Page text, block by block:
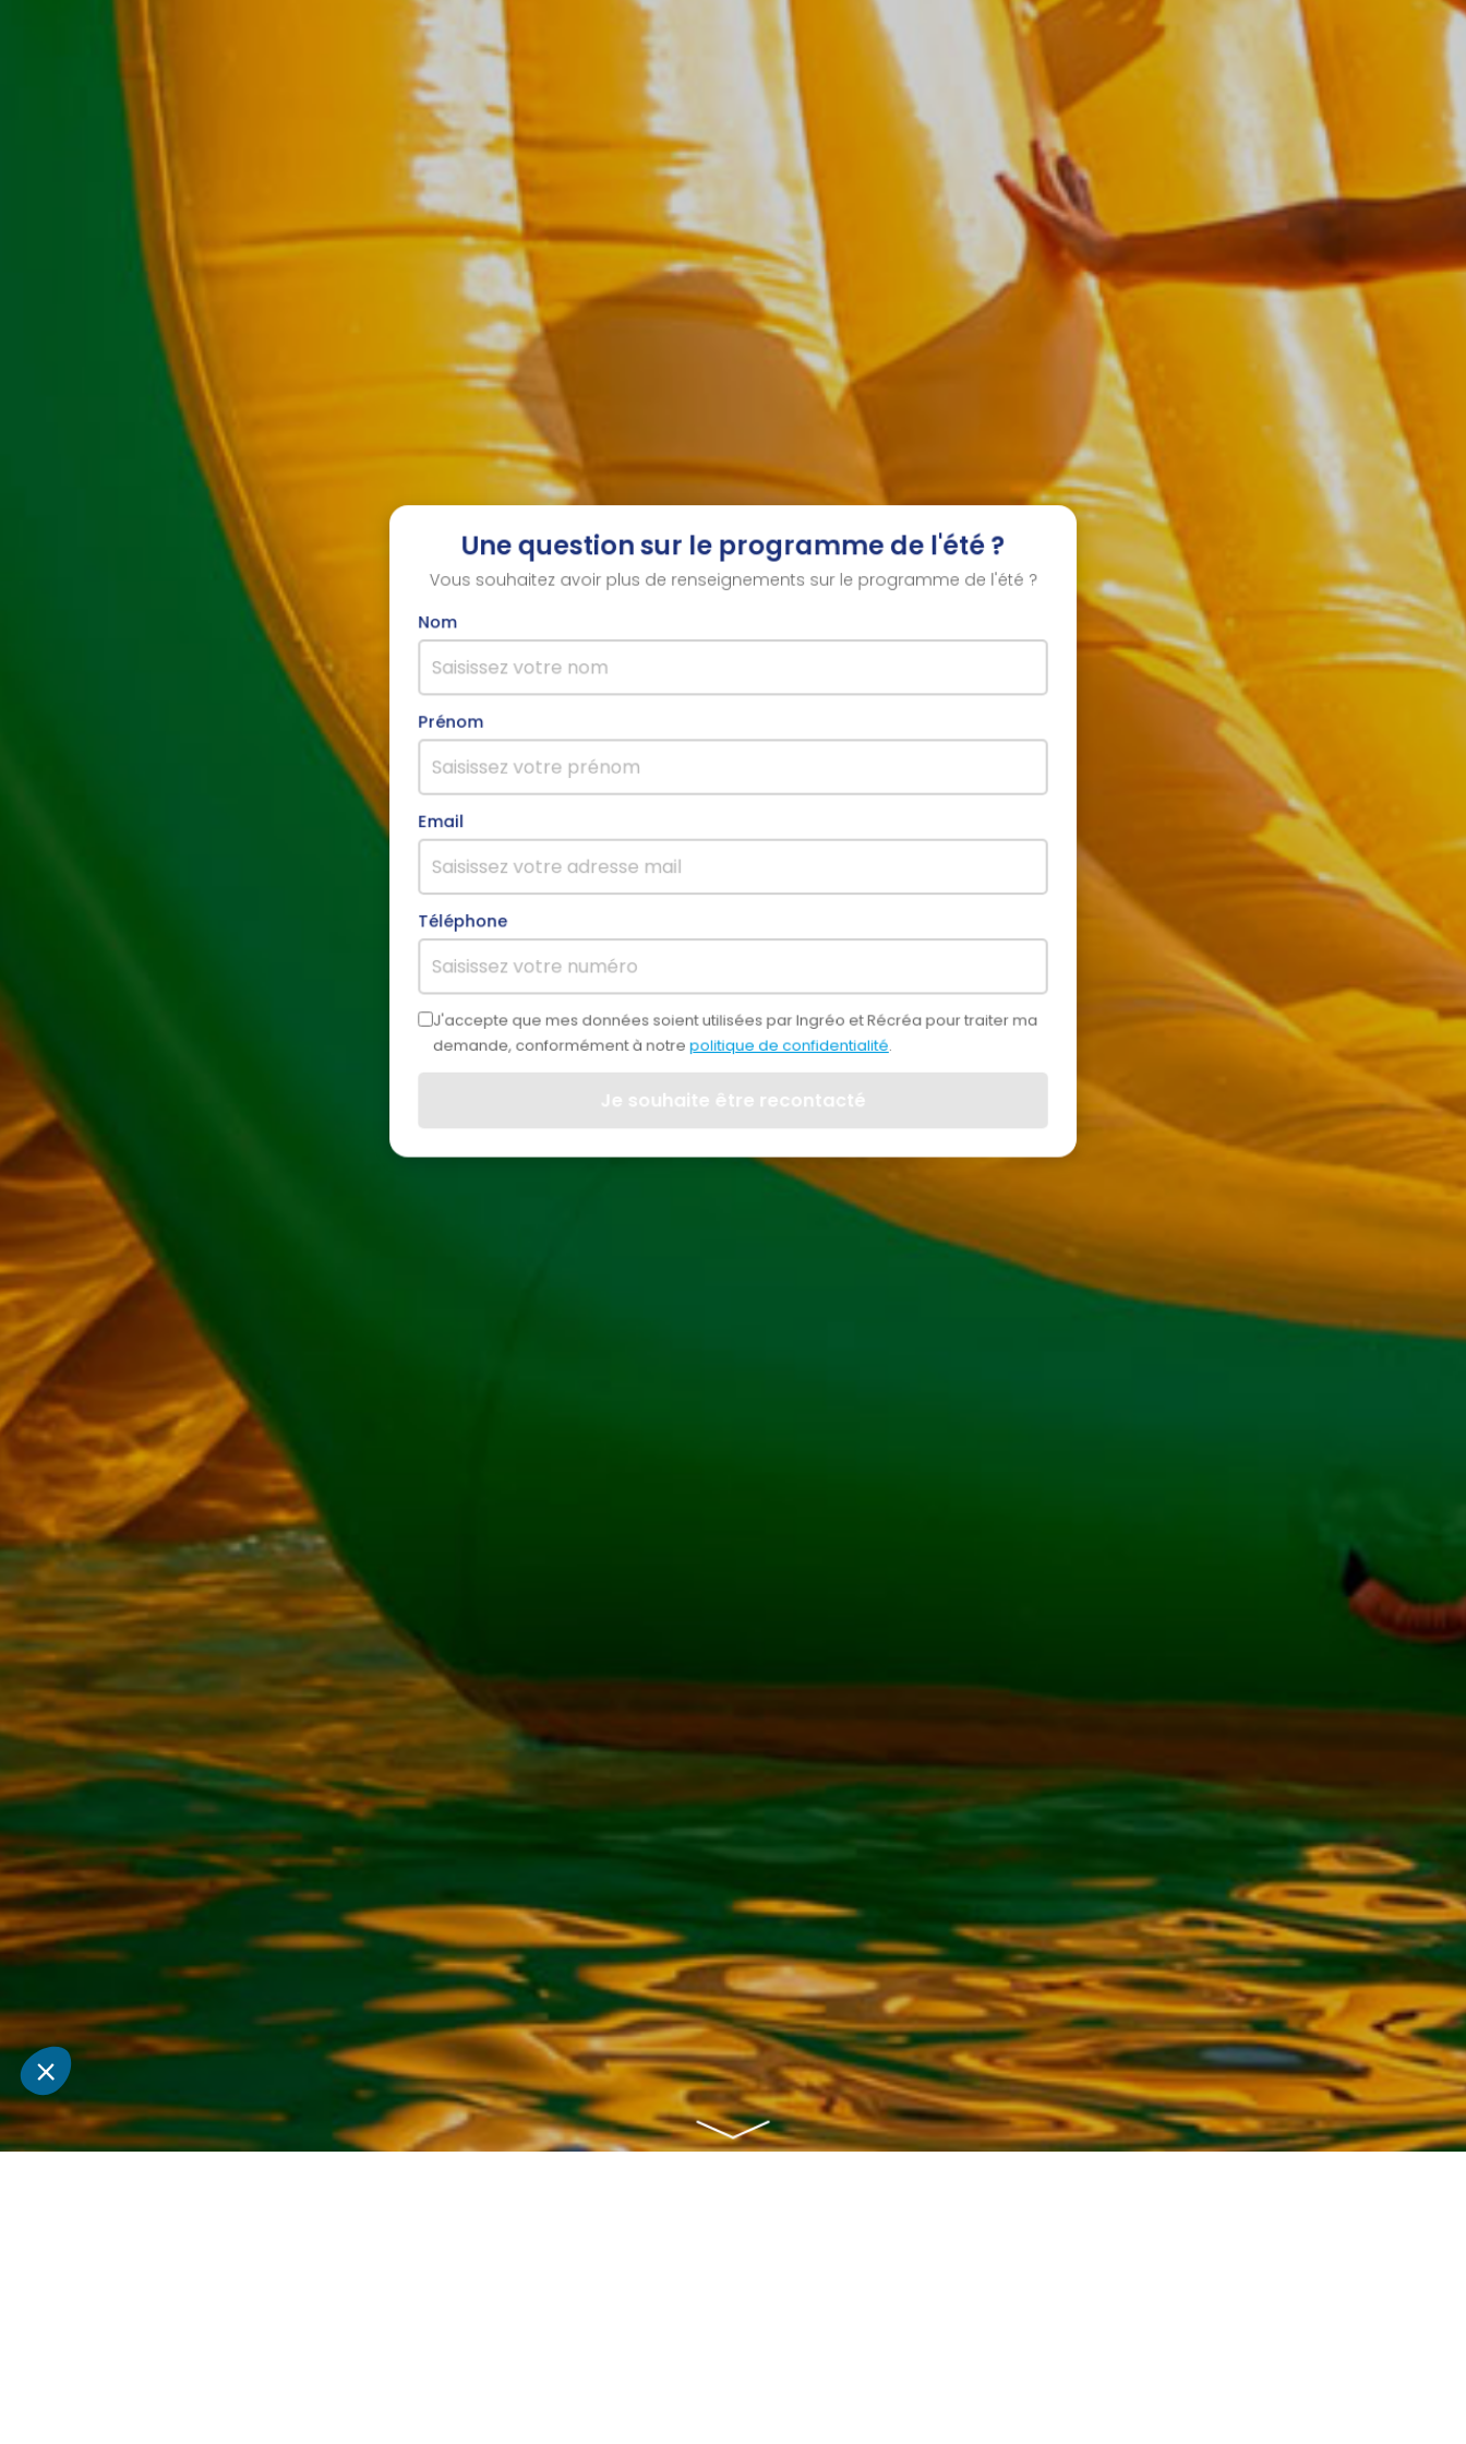
Une question sur le programme de l'été ?
Vous souhaitez avoir plus de renseignements sur le programme de l'été ?
Nom
Prénom
Email
Téléphone
J'accepte que mes données soient utilisées par Ingréo et Récréa pour traiter ma
demande, conformément à notrepolitique de confidentialité.